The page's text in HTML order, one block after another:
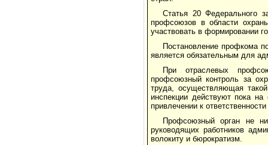
Статья 20 Федерального
профсоюзов в области
участвовать в формировании
Постановление профкома
является обязательным для
При отраслевых
профсоюзный контроль за
труда, осуществляющая
инспекции действуют пока
привлечении к
Профсоюзный орган не
руководящих работников
волокиту и бюрократизм.